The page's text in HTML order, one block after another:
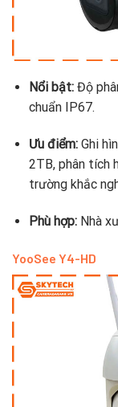
Nổi bật:Độ
chuẩn IP67.
Ưu điểm:Ghi
2TB, phân tích
trường khắc
Phù hợp:Nhà
YooSee Y4-HD